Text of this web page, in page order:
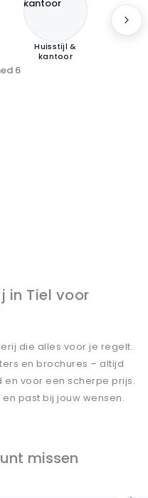
Huisstijl &
kantoor
in Tiel voor
die alles voor je regelt.
en brochures – altijd
voor een scherpe prijs.
past bij jouw wensen.
missen